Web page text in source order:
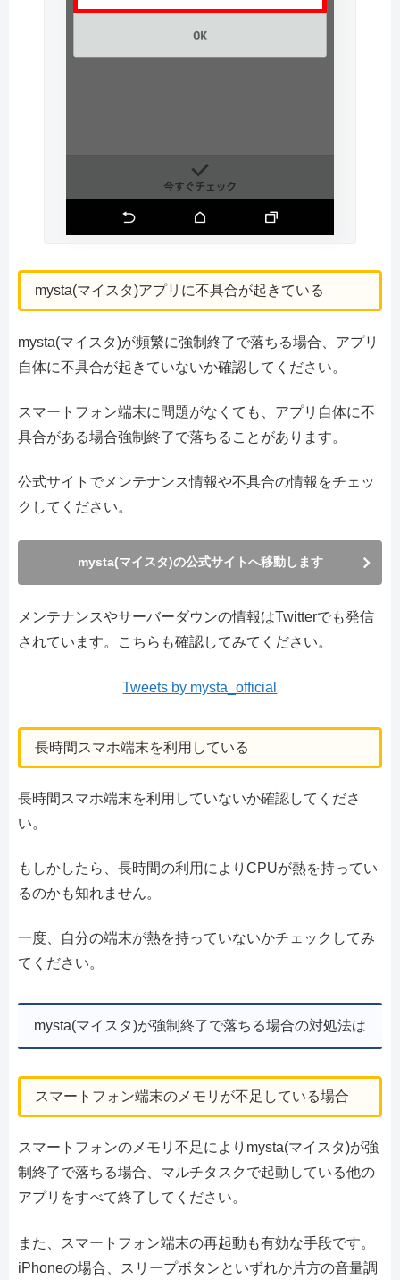
mysta(マイスタ)アプリに不具合が起きている
mysta(マイスタ)が頻繁に強制終了で落ちる場合、アプリ
自体に不具合が起きていないか確認してください。
スマートフォン端末に問題がなくても、アプリ自体に不
具合がある場合強制終了で落ちることがあります。
公式サイトでメンテナンス情報や不具合の情報をチェッ
クしてください。
mysta(マイスタ)の公式サイトへ移動します
メンテナンスやサーバーダウンの情報はTwitterでも発信
されています。こちらも確認してみてください。
Tweets by mysta_official
長時間スマホ端末を利用している
長時間スマホ端末を利用していないか確認してくださ
い。
もしかしたら、長時間の利用によりCPUが熱を持ってい
るのかも知れません。
一度、自分の端末が熱を持っていないかチェックしてみ
てください。
mysta(マイスタ)が強制終了で落ちる場合の対処法は
スマートフォン端末のメモリが不足している場合
スマートフォンのメモリ不足によりmysta(マイスタ)が強
制終了で落ちる場合、マルチタスクで起動している他の
アプリをすべて終了してください。
また、スマートフォン端末の再起動も有効な手段です。
iPhoneの場合、スリープボタンといずれか片方の音量調